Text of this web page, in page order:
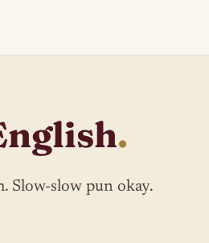
.
Slow-slow pun okay.